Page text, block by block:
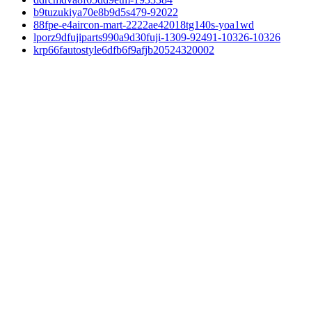
b9tuzukiya70e8b9d5s479-92022
88fpe-e4aircon-mart-2222ae42018tg140s-yoa1wd
lporz9dfujiparts990a9d30fuji-1309-92491-10326-10326
krp66fautostyle6dfb6f9afjb20524320002